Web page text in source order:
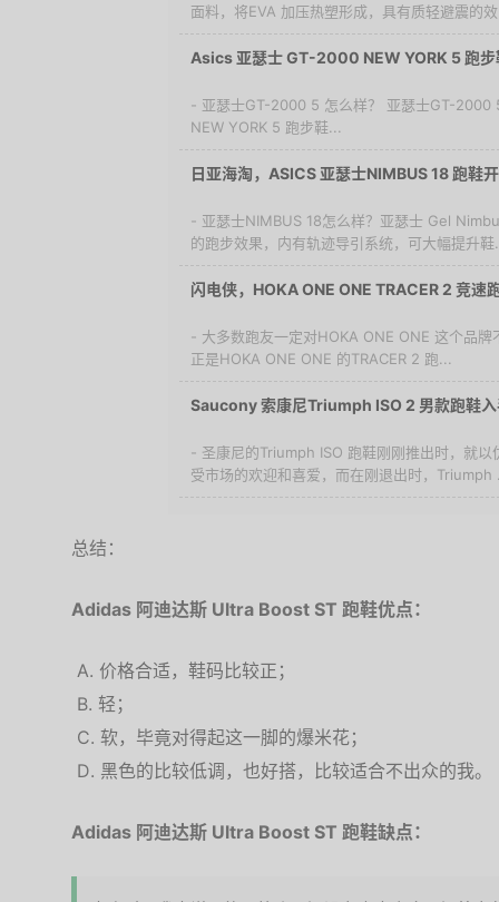
面料，将EVA 加压热塑形成，具有质轻避震的
Asics 亚瑟士 GT-2000 NEW YORK 5 跑步
- 亚瑟士GT-2000 5 怎么样？ 亚瑟士GT-
NEW YORK 5 跑步鞋...
日亚海淘，ASICS 亚瑟士NIMBUS 18 跑鞋
- 亚瑟士NIMBUS 18怎么样？亚瑟士 Gel
的跑步效果，内有轨迹导引系统，可大幅提升鞋
闪电侠，HOKA ONE ONE TRACER 2 竞速
- 大多数跑友一定对HOKA ONE ONE 这个品
正是HOKA ONE ONE 的TRACER 2 跑...
Saucony 索康尼Triumph ISO 2 男款跑鞋
- 圣康尼的Triumph ISO 跑鞋刚刚推出时，就以
受市场的欢迎和喜爱，而在刚退出时，Triumph
总结：
Adidas 阿迪达斯 Ultra Boost ST 跑鞋优点：
价格合适，鞋码比较正；
轻；
软，毕竟对得起这一脚的爆米花；
黑色的比较低调，也好搭，比较适合不出众的我。
Adidas 阿迪达斯 Ultra Boost ST 跑鞋缺点：